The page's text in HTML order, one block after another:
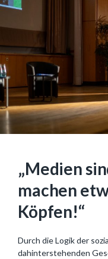
„Medien
machen
Köpfen!“
Durch die Logik der
dahinterstehenden